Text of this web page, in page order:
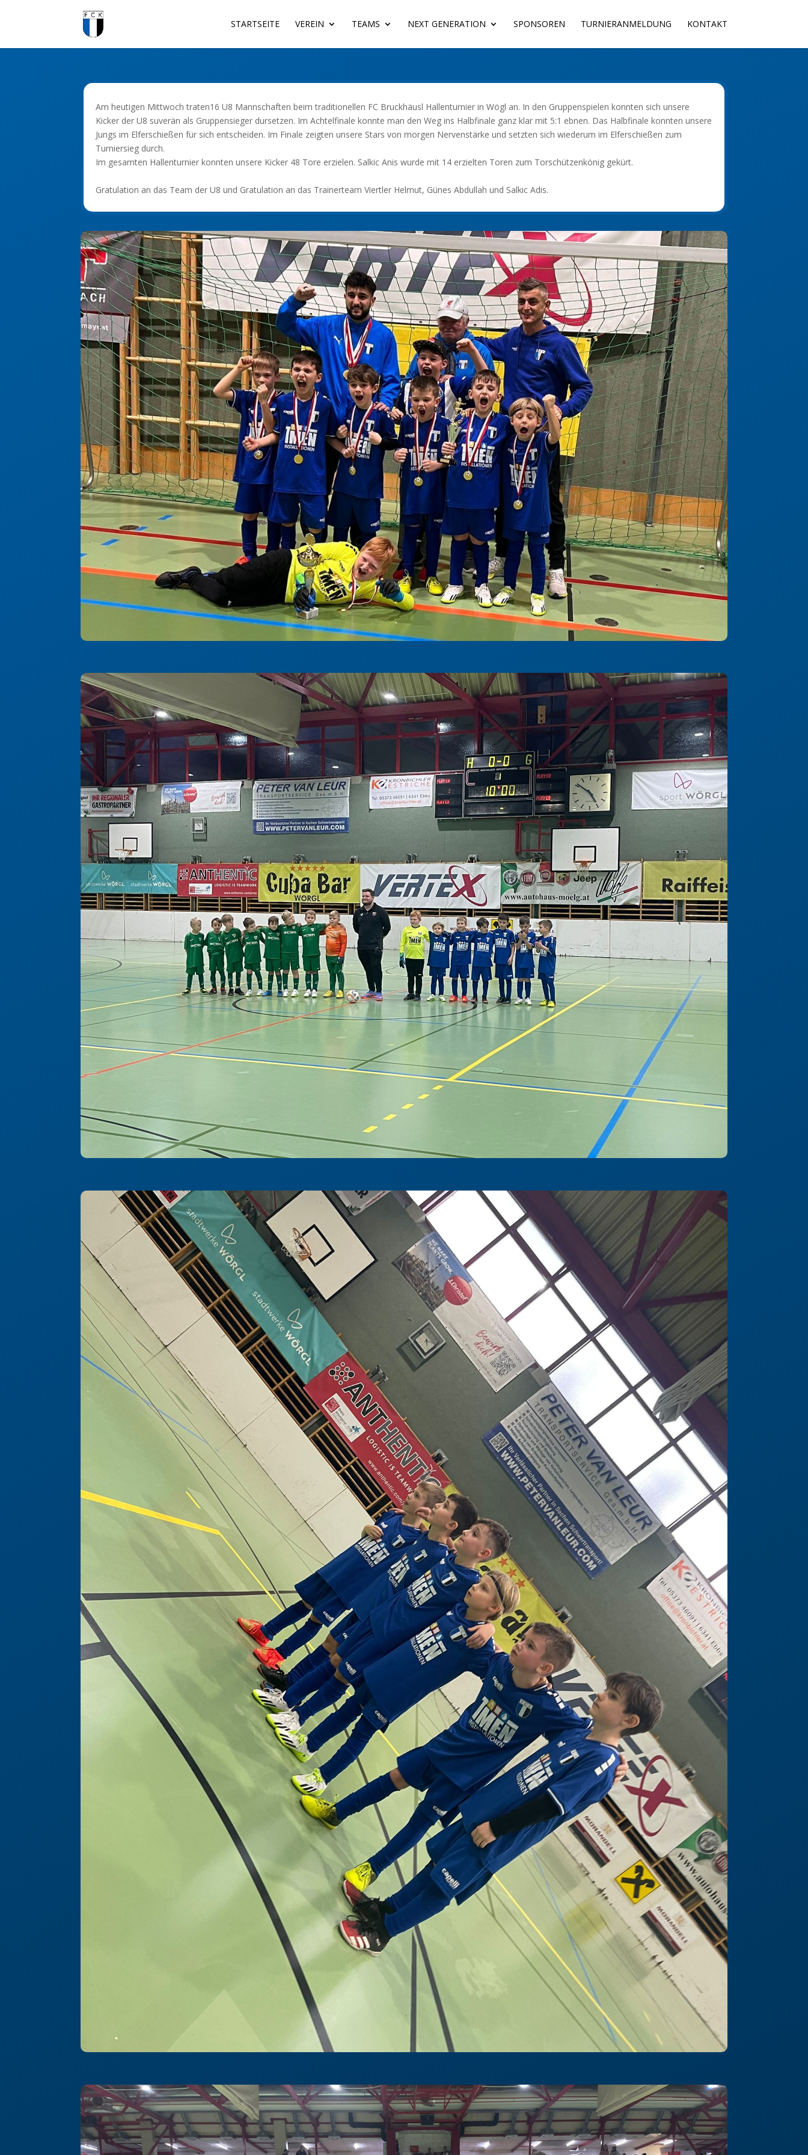
STARTSEITE VEREIN TEAMS NEXT GENERATION SPONSOREN TURNIERANMELDUNG KONTAKT
Am heutigen Mittwoch traten16 U8 Mannschaften beim traditionellen FC Bruckhäusl Hallenturnier in Wögl an. In den Gruppenspielen konnten sich unsere
Kicker der U8 suverän als Gruppensieger dursetzen. Im Achtelfinale konnte man den Weg ins Halbfinale ganz klar mit 5:1 ebnen. Das Halbfinale konnten unsere
Jungs im Elferschießen für sich entscheiden. Im Finale zeigten unsere Stars von morgen Nervenstärke und setzten sich wiederum im Elferschießen zum
Turniersieg durch.
Im gesamten Hallenturnier konnten unsere Kicker 48 Tore erzielen. Salkic Anis wurde mit 14 erzielten Toren zum Torschützenkönig gekürt.
Gratulation an das Team der U8 und Gratulation an das Trainerteam Viertler Helmut, Günes Abdullah und Salkic Adis.